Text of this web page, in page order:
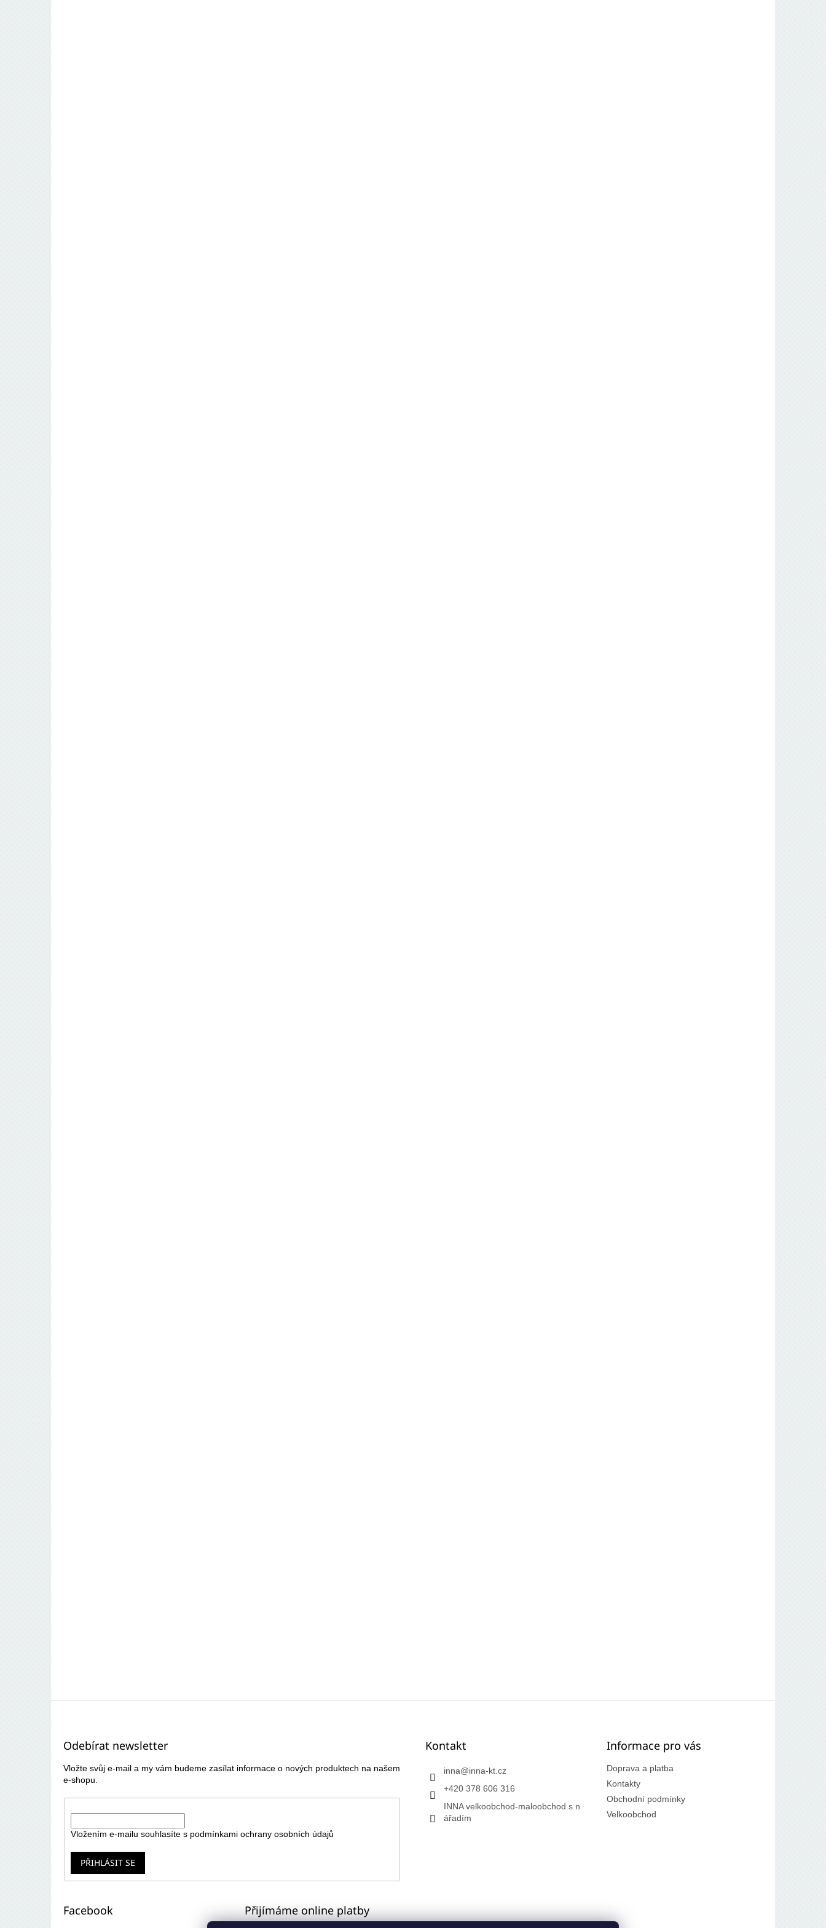
Odebírat newsletter
Vložte svůj e-mail a my vám budeme zasílat informace o nových produktech na našem
e-shopu.
Vložením e-mailu souhlasíte s podmínkami ochrany osobních údajů
PŘIHLÁSIT SE
Kontakt
inna@inna-kt.cz
+420 378 606 316
INNA velkoobchod-maloobchod s n
ářadím
Informace pro vás
Doprava a platba
Kontakty
Obchodní podmínky
Velkoobchod
Facebook Přijímáme online platby